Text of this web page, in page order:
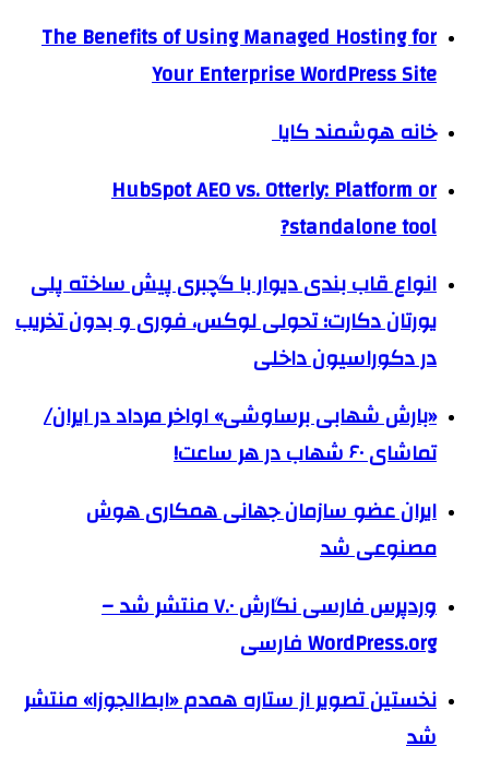
The Benefits of Using Managed Hosting for
Your Enterprise WordPress Site
خانه هوشمند کایا
HubSpot AEO vs. Otterly: Platform or
standalone tool?
انواع قاب بندی دیوار با گچبری پیش ساخته پلی
یورتان دکارت؛ تحولی لوکس، فوری و بدون تخریب
در دکوراسیون داخلی
«بارش شهابی برساوشی» اواخر مرداد در ایران/
تماشای ۶۰ شهاب در هر ساعت!
ایران عضو سازمان جهانی همکاری هوش
مصنوعی شد
وردپرس فارسی نگارش ۷.۰ منتشر شد –
WordPress.org فارسی
نخستین تصویر از ستاره همدم «ابط‌الجوزا» منتشر
شد